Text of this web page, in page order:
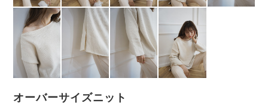
オーバーサイズニット